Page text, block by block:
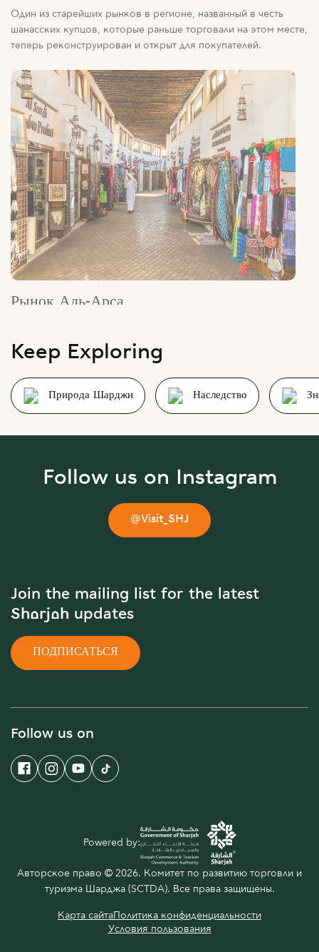
Рынок Аль-Арса
Старейший рынок в ОАЭ, где собирались бедуины на
Keep Exploring
Природа Шарджи Наследство
Follow us on Instagram
@Visit_SHJ
Join the mailing list for the latest
Sharjah updates
ПОДПИСАТЬСЯ
Follow us on
Авторское право © 2026. Комитет по развитию торговли и
туризма Шарджа (SCTDA). Все права защищены.
Карта сайтаПолитика конфиденциальности
Условия пользования
Powered by: